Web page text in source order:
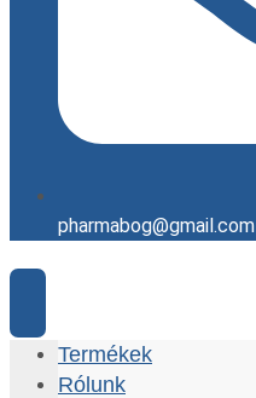
pharmabog@gmail.com
Termékek
Rólunk